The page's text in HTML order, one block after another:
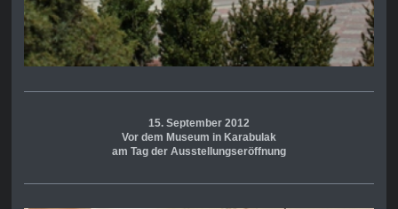
15. September 2012
Vor dem Museum in Karabulak
am Tag der Ausstellungseröffnung